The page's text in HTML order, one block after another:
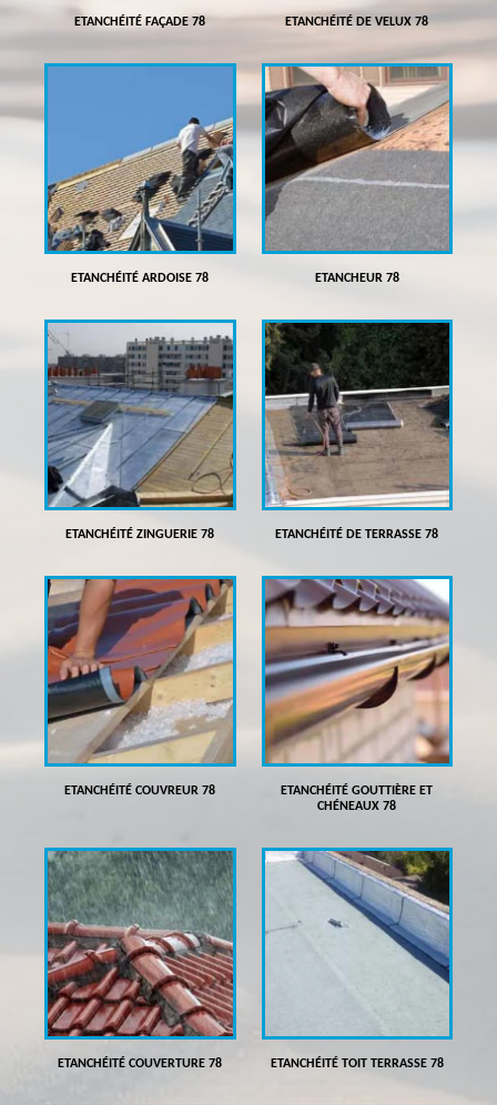
ETANCHÉITÉ FAÇADE 78 ETANCHÉITÉ DE VELUX 78
ETANCHÉITÉ ARDOISE 78 ETANCHEUR 78
ETANCHÉITÉ ZINGUERIE 78 ETANCHÉITÉ DE TERRASSE 78
ETANCHÉITÉ COUVREUR 78
ETANCHÉITÉ GOUTTIÈRE ET
CHÉNEAUX 78
ETANCHÉITÉ COUVERTURE 78 ETANCHÉITÉ TOIT TERRASSE 78